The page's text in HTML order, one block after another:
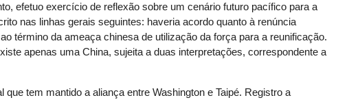
efetuo exercício de reflexão sobre um cenário futuro pacífico para a
nas linhas gerais seguintes: haveria acordo quanto à renúncia
término da ameaça chinesa de utilização da força para a reunificação.
apenas uma China, sujeita a duas interpretações, correspondente a
tem mantido a aliança entre Washington e Taipé. Registro a